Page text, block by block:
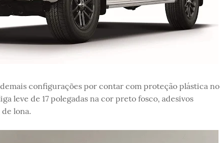
configurações por contar com proteção plástica no
leve de 17 polegadas na cor preto fosco, adesivos
lona.